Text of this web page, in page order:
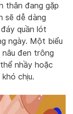
thân đang gặp
sẽ dễ dàng
quần lót
ngày. Một biểu
đen trông
nhầy hoặc
chịu.